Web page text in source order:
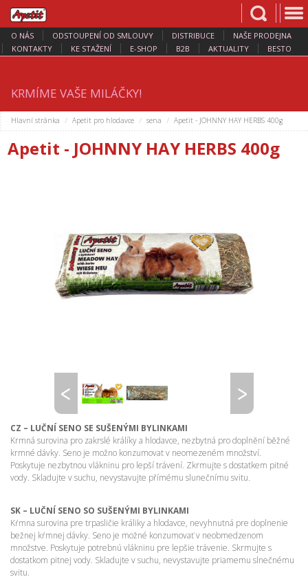
O NÁS ODSTOUPENÍ OD SMLOUVY DISTRIBUCE
NAŠE PRODEJNA
KONTAKTY
KE STAŽENÍ E-SHOP B2B AKTUALITY BESTO
KRMÍME VAŠE MILÁČKY!
Hlavní stránka Apetit pro hlodavce sena Apetit - JOHNNY HAY HERBS 400g
Apetit - JOHNNY HAY HERBS 400g
CZ – LUČNÍ SENO SE SUŠENÝMI BYLINKAMI
Krmná surovina pro zakrslé králíky a hlodavce, nezbytná pro doplnění běžné
krmné dávky. Seno je možno konzumovat v neomezeném množství.
Poskytuje nezbytnou vlákninu pro lepší trávení. Zkrmujte s dostatkem pitné
vody. Skladujte v suchu, nevystavujte přímému slunečnímu svitu.
SK – LUČNÍ SENO SO SUŠENÝMI BYLINKAMI
Kŕmna surovina pre trpasličie králiky a hlodavce, nevyhnutná pre doplnenie
bežnej kŕmnej dávky. Seno je možné konzumovať v neobmedzenom
množstve. Poskytuje potrebnú vlákninu pre lepšie trávenie. Skrmujte s
dostatkom pitnej vody. Skladujte v suchu, nevystavujte priamemu slnečnému
svitu.